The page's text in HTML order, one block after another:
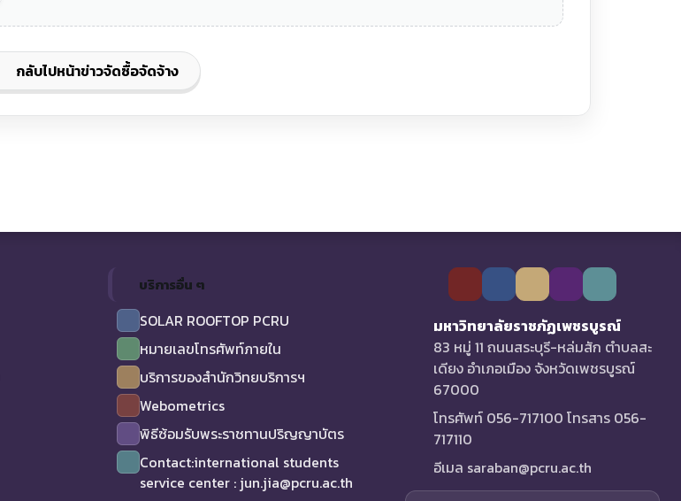
กลับไปหน้าข่าวจัดซื้อจัดจ้าง
บริการอื่น ๆ
SOLAR ROOFTOP PCRU
หมายเลขโทรศัพท์ภายใน
บริการของสำนักวิทยบริการฯ
Webometrics
พิธีซ้อมรับพระราชทานปริญญาบัตร
Contact:international students
service center : jun.jia@pcru.ac.th
มหาวิทยาลัยราชภัฏเพชรบูรณ์
83 หมู่ 11 ถนนสระบุรี-หล่มสัก ตำบลสะ
เดียง อำเภอเมือง จังหวัดเพชรบูรณ์
67000
โทรศัพท์ 056-717100 โทรสาร 056-
717110
อีเมล saraban@pcru.ac.th